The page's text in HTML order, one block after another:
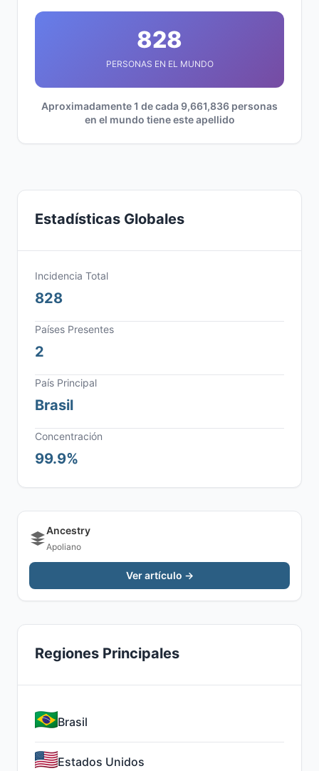
828
PERSONAS EN EL MUNDO
Aproximadamente 1 de cada 9,661,836 personas
en el mundo tiene este apellido
Estadísticas Globales
Incidencia Total
828
Países Presentes
2
País Principal
Brasil
Concentración
99.9%
Ancestry
Apoliano
Ver artículo →
Regiones Principales
Brasil
Estados Unidos